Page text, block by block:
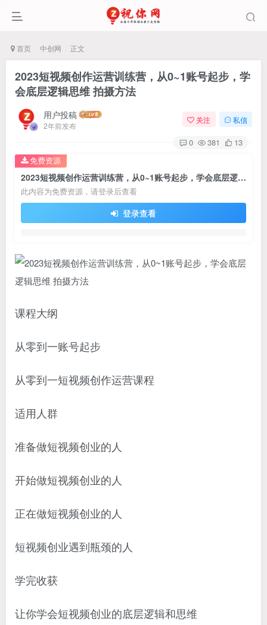
首页 中创网 正文
2023短视频创作运营训练营，从0~1账号起步，学
会底层逻辑思维 拍摄方法
用户投稿
2年前发布
关注 私信
0 381 13
2023短视频创作运营训练营，从0~1账号起步，学会底层逻辑思维 拍摄方法
此内容为免费资源，请登录后查看
登录查看
免费资源
课程大纲
从零到一账号起步
从零到一短视频创作运营课程
适用人群
准备做短视频创业的人
开始做短视频创业的人
正在做短视频创业的人
短视频创业遇到瓶颈的人
学完收获
让你学会短视频创业的底层逻辑和思维